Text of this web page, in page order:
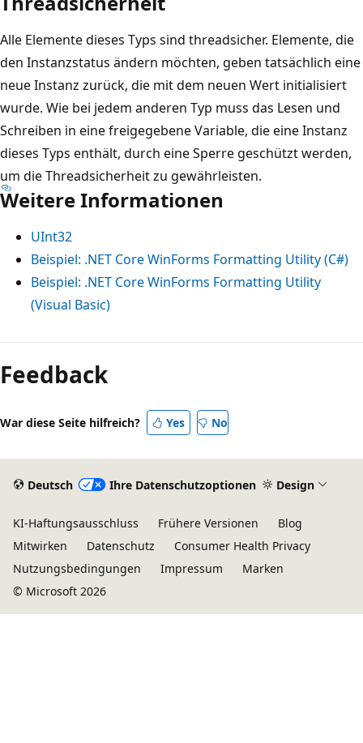
Alle Elemente dieses Typs sind threadsicher. Elemente, die
den Instanzstatus ändern möchten, geben tatsächlich eine
neue Instanz zurück, die mit dem neuen Wert initialisiert
wurde. Wie bei jedem anderen Typ muss das Lesen und
Schreiben in eine freigegebene Variable, die eine Instanz
dieses Typs enthält, durch eine Sperre geschützt werden,
um die Threadsicherheit zu gewährleisten.
Weitere Informationen
UInt32
Beispiel: .NET Core WinForms Formatting Utility (C#)
Beispiel: .NET Core WinForms Formatting Utility
(Visual Basic)
Feedback
War diese Seite hilfreich? Yes No
Deutsch Ihre Datenschutzoptionen Design
KI-Haftungsausschluss Frühere Versionen
Blog
Mitwirken
Datenschutz
Consumer Health Privacy
Nutzungsbedingungen
Impressum
Marken
© Microsoft 2026